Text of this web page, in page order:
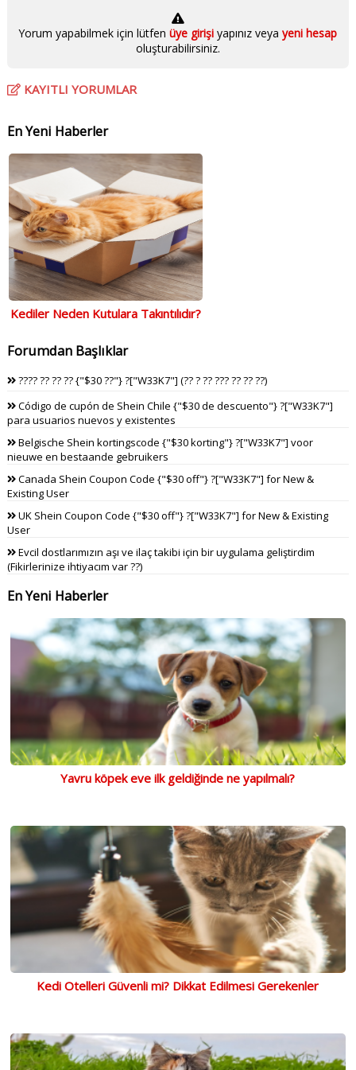
Yorum yapabilmek için lütfenüye girişiyapınız veya yeni hesap
oluşturabilirsiniz.
KAYITLI YORUMLAR
En Yeni Haberler
Kediler Neden Kutulara Takıntılıdır?
Forumdan Başlıklar
???? ?? ?? ?? {"$30 ??"} ?["W33K7"] (?? ? ?? ??? ?? ?? ??)
Código de cupón de Shein Chile {"$30 de descuento"} ?["W33K7"]
para usuarios nuevos y existentes
Belgische Shein kortingscode {"$30 korting"} ?["W33K7"] voor
nieuwe en bestaande gebruikers
Canada Shein Coupon Code {"$30 off"} ?["W33K7"] for New &
Existing User
UK Shein Coupon Code {"$30 off"} ?["W33K7"] for New & Existing
User
Evcil dostlarımızın aşı ve ilaç takibi için bir uygulama geliştirdim
(Fikirlerinize ihtiyacım var ??)
En Yeni Haberler
Yavru köpek eve ilk geldiğinde ne yapılmalı?
Kedi Otelleri Güvenli mi? Dikkat Edilmesi Gerekenler